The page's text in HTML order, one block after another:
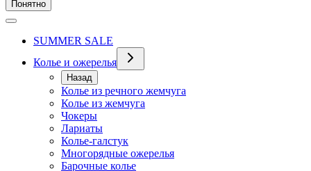
Понятно
SUMMER SALE
Колье и ожерелья
Назад
Колье из речного жемчуга
Колье из жемчуга
Чокеры
Лариаты
Колье-галстук
Многорядные ожерелья
Барочные колье